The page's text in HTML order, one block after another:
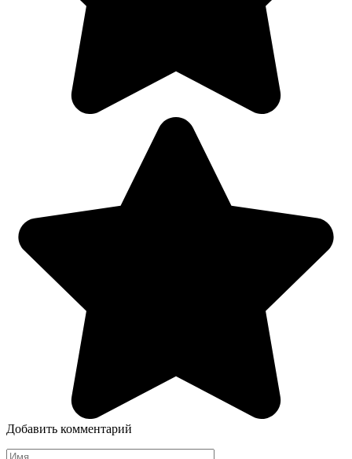
Добавить комментарий
Имя